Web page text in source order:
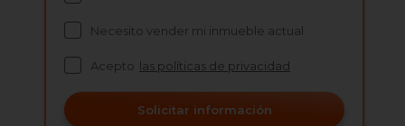
Necesito vender mi inmueble actual
Acepto las políticas de privacidad
Solicitar información